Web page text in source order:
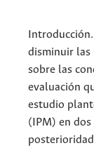
disminuir las
sobre las
evaluación
estudio
(IPM) en